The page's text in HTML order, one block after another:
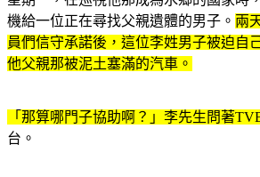
機給一位正在尋找父親遺體的男子。 兩
員們信守承諾後，這位李姓男子被迫自
他父親那被泥土塞滿的汽車。
「那算哪門子協助啊？」李先生問著
台。